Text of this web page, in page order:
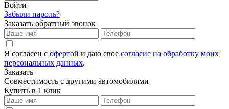
Войти
Забыли пароль?
Заказать обратный звонок
Я согласен с офертой и даю свое согласие на обработку моих
персональных данных.
Заказать
Совместимость с другими автомобилями
Купить в 1 клик